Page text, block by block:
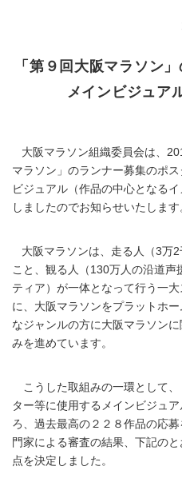
「第９回大阪マラソン
メインビジュア
大阪マラソン組織委員会は、
マラソン」のランナー募集のポ
ビジュアル（作品の中心となる
しましたのでお知らせいたします
大阪マラソンは、走る人（3万
こと、観る人（130万人の沿道声
ティア）が一体となって行う一
に、大阪マラソンをプラットホ
なジャンルの方に大阪マラソン
みを進めています。
こうした取組みの一環として、
ター等に使用するメインビジュ
ろ、過去最高の２２８作品の応
門家による審査の結果、下記の
点を決定しました。